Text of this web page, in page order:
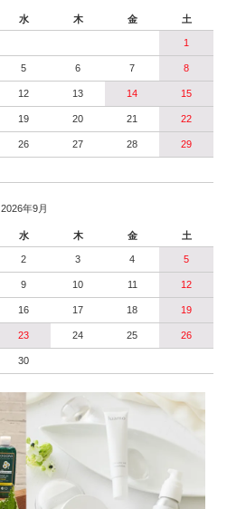
水 木 金 土
1
5 6 7 8
12 13 14 15
19 20 21 22
26 27 28 29
2026年9月
水 木 金 土
2 3 4 5
9 10 11 12
16 17 18 19
23 24 25 26
30